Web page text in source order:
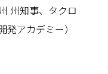
州知事、タクロ
アカデミー）